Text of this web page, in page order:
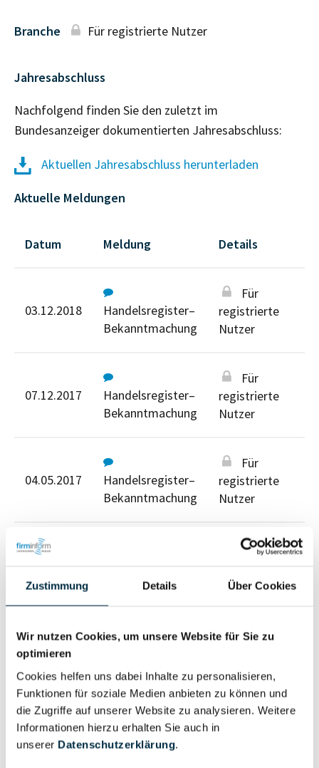
Zustimmung Details Über Cookies
Wir nutzen Cookies, um unsere Website für Sie zu
optimieren
Cookies helfen uns dabei Inhalte zu personalisieren,
Funktionen für soziale Medien anbieten zu können und
die Zugriffe auf unserer Website zu analysieren. Weitere
Informationen hierzu erhalten Sie auch in
unserer Datenschutzerklärung.
Branche Für registrierte Nutzer
Jahresabschluss
Nachfolgend finden Sie den zuletzt im
Bundesanzeiger dokumentierten Jahresabschluss:
Aktuellen Jahresabschluss herunterladen
Aktuelle Meldungen
Datum Meldung Details
03.12.2018
Handelsregister–
Bekanntmachung
Für
registrierte
Nutzer
07.12.2017
Handelsregister–
Bekanntmachung
Für
registrierte
Nutzer
04.05.2017
Handelsregister–
Bekanntmachung
Für
registrierte
Nutzer
Für
Nutzer
Für registrierte Nutzer
Eigentums- und Kontrollstruktur